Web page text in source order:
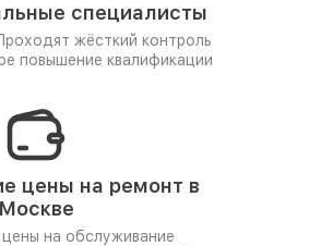
специалисты
жёсткий контроль
повышение квалификации
цены на ремонт в
Москве
на обслуживание